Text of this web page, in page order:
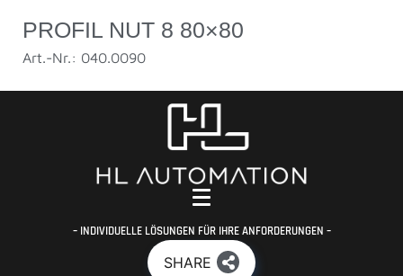
PROFIL NUT 8 80×80
Art.-Nr.: 040.0090
– INDIVIDUELLE LÖSUNGEN FÜR IHRE ANFORDERUNGEN –
SHARE